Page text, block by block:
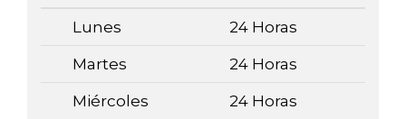
Lunes 24 Horas
Martes 24 Horas
Miércoles 24 Horas